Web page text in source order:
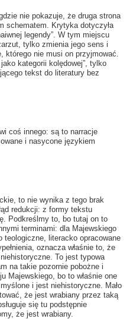
nie pokazuje, że druga strona
schematem. Krytyka dotyczyła
legendy”. W tym miejscu
tylko zmienia jego sens i
którego nie musi on przyjmować.
kategorii kolędowej”, tylko
tekst do literatury bez
coś innego: są to narracje
i nasycone językiem
to nie wynika z tego brak
redukcji: z formy tekstu
Podkreślmy to, bo tutaj on to
terminami: dla Majewskiego
teologiczne, literacko opracowane
oznacza właśnie to, że
To jest typowa
na takie pozornie pobożne i
Majewskiego, bo to właśnie one
i jest niehistoryczne. Mało
że jest wrabiany przez taką
się tu podstępnie
że jest wrabiany.